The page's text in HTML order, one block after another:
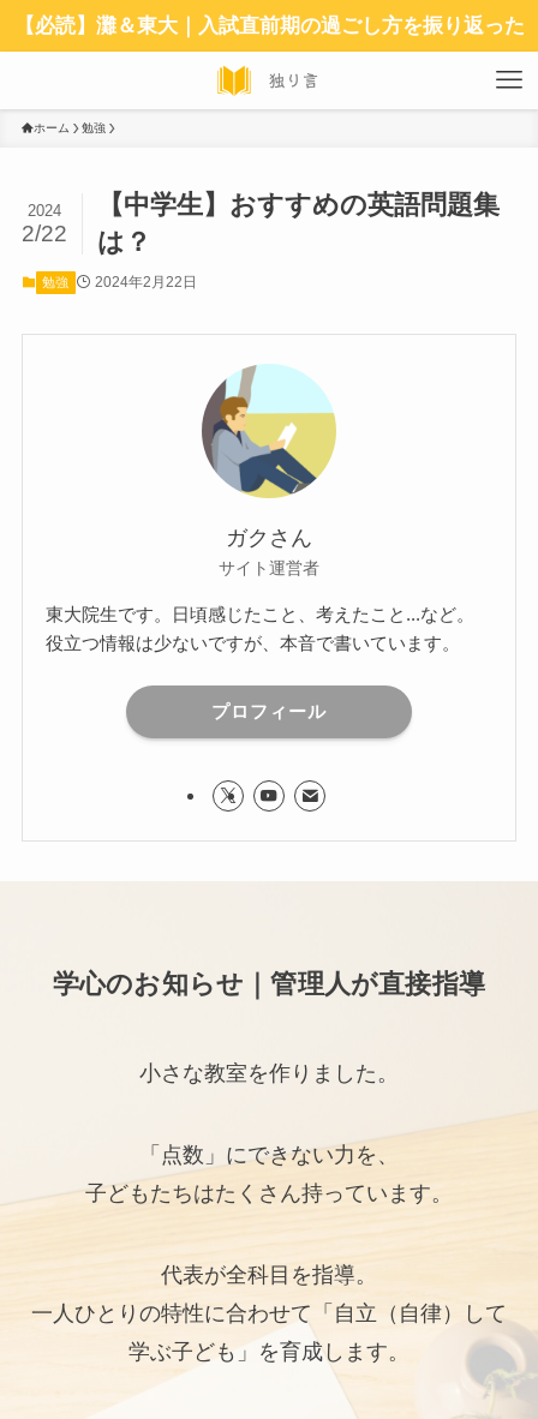
【必読】灘＆東大｜入試直前期の過ごし方を振り返った
ホーム 勉強
【中学生】おすすめの英語問題集
は？
2024
2/22
勉強 2024年2月22日
ガクさん
サイト運営者
東大院生です。日頃感じたこと、考えたこと...など。
役立つ情報は少ないですが、本音で書いています。
プロフィール
学心のお知らせ｜管理人が直接指導
小さな教室を作りました。
「点数」にできない力を、
子どもたちはたくさん持っています。
代表が全科目を指導。
一人ひとりの特性に合わせて「自立（自律）して
学ぶ子ども」を育成します。